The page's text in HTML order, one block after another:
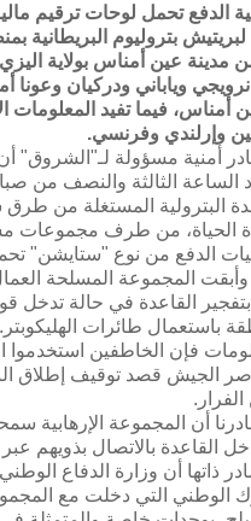
الدفع تحمل لوحات ترقيم
لبريتيش بتروليوم البريطانية
وياباني‮ ‬ودركيان‮ ‬وعونا‮
‬فيما‮ ‬تفيد‮ ‬المعلومات‮
مسؤولة لـ"الشروق" أن
الساعة الثالثة والنصف من
البترولية المستغلة من
الحياة، من طرف مجموعات
الدفع من نوع "ستايشن‮"
‬وأبقت‮ ‬المجموعة‮ ‬المسلحة‮
‬بتفجير‮ ‬القاعدة‮ ‬في‮ ‬حالة‮ ‬تدخل‮
‬باستعمال‮ ‬طائرات‮ ‬الهليكوبتر‮.
‬فإن‮ ‬الخاطفين‮ ‬استخدموا‮
‬الجيش‮ ‬قصد‮ ‬توقيف‮ ‬إطلاق‮
أن المجموعة الإرهابية
القاعدة بالاتصال بذويهم عبر
ذاتها أن وزارة الدفاع
الوطني التي دخلت مع